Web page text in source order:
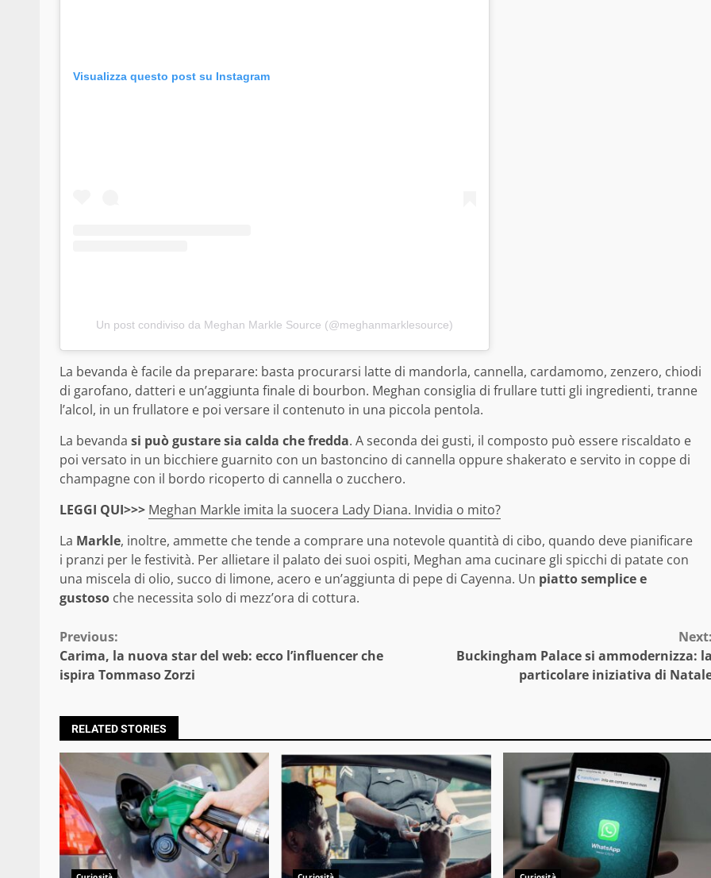
Visualizza questo post su Instagram
Un post condiviso da Meghan Markle Source (@meghanmarklesource)
La bevanda è facile da preparare: basta procurarsi latte di mandorla, cannella, cardamomo, zenzero, chiodi
di garofano, datteri e un’aggiunta finale di bourbon. Meghan consiglia di frullare tutti gli ingredienti, tranne
l’alcol, in un frullatore e poi versare il contenuto in una piccola pentola.
La bevanda si può gustare sia calda che fredda. A seconda dei gusti, il composto può essere riscaldato e
poi versato in un bicchiere guarnito con un bastoncino di cannella oppure shakerato e servito in coppe di
champagne con il bordo ricoperto di cannella o zucchero.
LEGGI QUI>>> Meghan Markle imita la suocera Lady Diana. Invidia o mito?
La Markle, inoltre, ammette che tende a comprare una notevole quantità di cibo, quando deve pianificare
i pranzi per le festività. Per allietare il palato dei suoi ospiti, Meghan ama cucinare gli spicchi di patate con
una miscela di olio, succo di limone, acero e un’aggiunta di pepe di Cayenna. Un piatto semplice e
gustoso che necessita solo di mezz’ora di cottura.
Continue
Reading
Previous:
Carima, la nuova star del web: ecco l’influencer che
ispira Tommaso Zorzi
Buckingham Palace si ammodernizza:
particolare iniziativa di
RELATED STORIES